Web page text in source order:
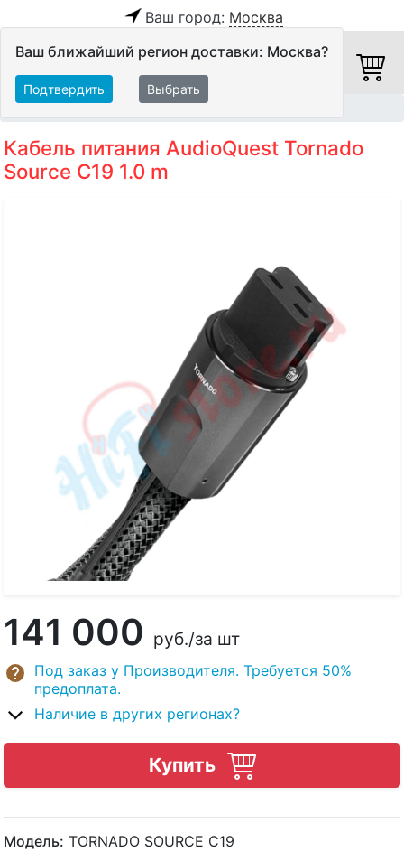
Ваш город: Москва
Ваш ближайший регион доставки: Москва?
Подтвердить Выбрать
Кабель питания AudioQuest Tornado
Source C19 1.0 m
141 000 руб./за шт
Под заказ у Производителя. Требуется 50%
предоплата.
Наличие в других регионах?
Купить
Модель: TORNADO SOURCE C19